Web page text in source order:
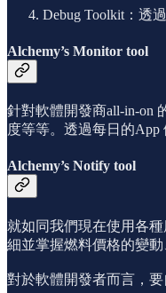
Debug Toolkit：透
Alchemy’s Monitor tool
針對軟體開發商all-in-on
度等等。透過每日的App
Alchemy’s Notify tool
就如同我們現在使用各
細並掌握燃料價格的變
對於軟體開發者而言，